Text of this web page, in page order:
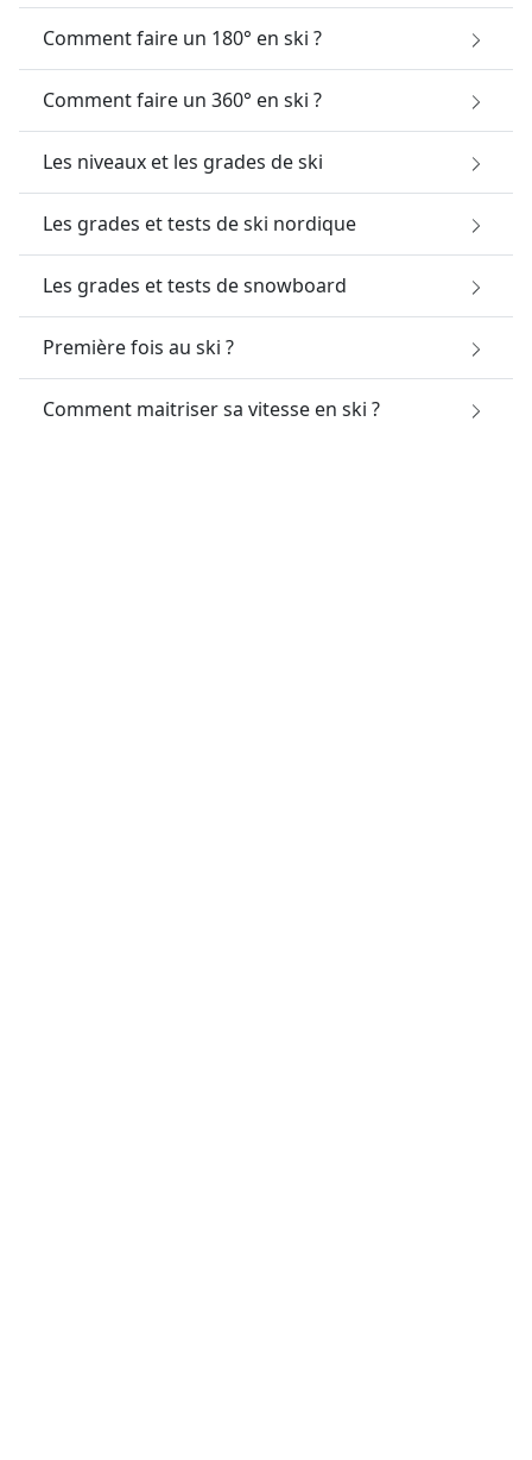
Comment faire un 180° en ski ?
Comment faire un 360° en ski ?
Les niveaux et les grades de ski
Les grades et tests de ski nordique
Les grades et tests de snowboard
Première fois au ski ?
Comment maitriser sa vitesse en ski ?